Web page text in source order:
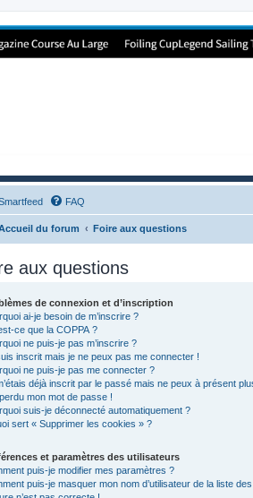
de Cup In Europe
FAQ
du forum Foire aux questions
aux questions
de connexion et d’inscription
ai-je besoin de m’inscrire ?
ce que la COPPA ?
ne puis-je pas m’inscrire ?
inscrit mais je ne peux pas me connecter !
ne puis-je pas me connecter ?
déjà inscrit par le passé mais ne peux à présent
perdu mon mot de passe !
suis-je déconnecté automatiquement ?
sert « Supprimer les cookies » ?
et paramètres des utilisateurs
puis-je modifier mes paramètres ?
puis-je masquer mon nom d’utilisateur de la liste